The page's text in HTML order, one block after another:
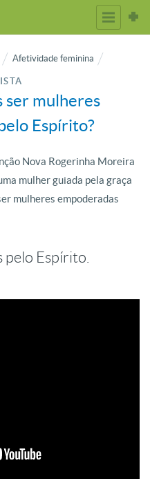
Afetividade feminina
ser mulheres
Espírito?
Nova Rogerinha Moreira
mulher guiada pela graça
mulheres empoderadas
pelo Espírito.